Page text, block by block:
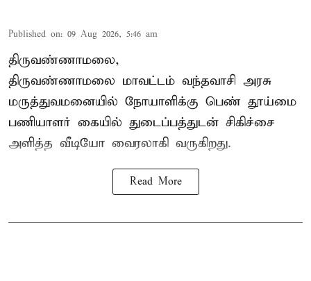
Published on: 09 Aug 2026, 5:46 am
திருவண்ணாமலை,
திருவண்ணாமலை மாவட்டம் வந்தவாசி அரசு
மருத்துவமனையில் நோயாளிக்கு பெண் தூய்மை
பணியாளர் கையில் துடைப்பத்துடன் சிகிச்சை
அளித்த வீடியோ வைரலாகி வருகிறது.
Read More